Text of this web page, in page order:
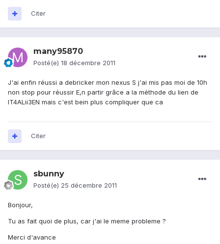
Citer
many95870
Posté(e) 18 décembre 2011
J'ai enfin réussi a debricker mon nexus S j'ai mis pas moi de 10h
non stop pour réussir E,n partir grâce a la méthode du lien de
IT4ALii3EN mais c'est bein plus compliquer que ca
Citer
sbunny
Posté(e) 25 décembre 2011
Bonjour,
Tu as fait quoi de plus, car j'ai le meme probleme ?
Merci d'avance